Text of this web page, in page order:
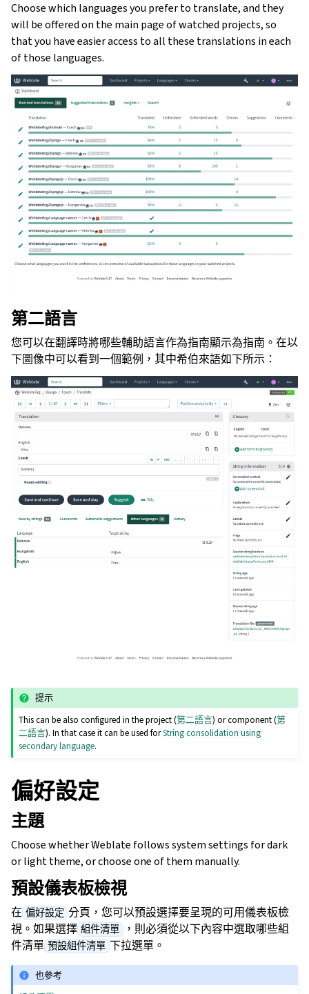
Choose which languages you prefer to translate, and they
will be offered on the main page of watched projects, so
that you have easier access to all these translations in each
of those languages.
第二語言
您可以在翻譯時將哪些輔助語言作為指南顯示為指南。在以
下圖像中可以看到一個範例，其中希伯來語如下所示：
提示
This can be also configured in the project (第二語言) or component (第
二語言). In that case it can be used forString consolidation using
secondary language.
偏好設定
主題
Choose whether Weblate follows system settings for dark
or light theme, or choose one of them manually.
預設儀表板檢視
在 偏好設定 分頁，您可以預設選擇要呈現的可用儀表板檢
視。如果選擇 組件清單 ，則必須從以下內容中選取哪些組
件清單 預設組件清單 下拉選單。
也參考